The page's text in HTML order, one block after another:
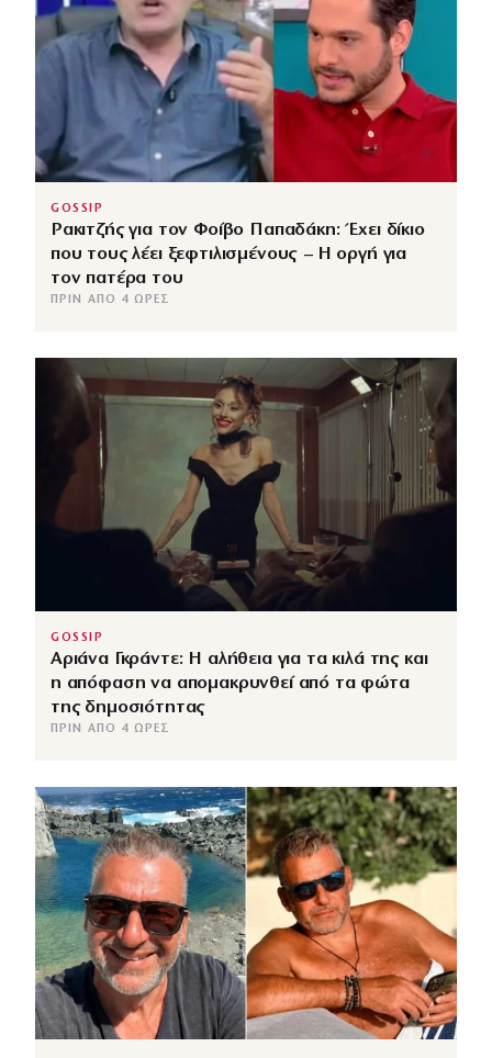
GOSSIP
Ρακιτζής για τον Φοίβο Παπαδάκη: Έχει δίκιο
που τους λέει ξεφτιλισμένους – Η οργή για
τον πατέρα του
ΠΡΙΝ ΑΠΌ 4 ΏΡΕΣ
GOSSIP
Αριάνα Γκράντε: Η αλήθεια για τα κιλά της και
η απόφαση να απομακρυνθεί από τα φώτα
της δημοσιότητας
ΠΡΙΝ ΑΠΌ 4 ΏΡΕΣ